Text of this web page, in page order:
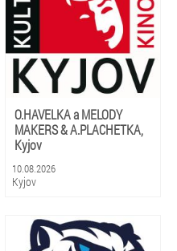
O.HAVELKA a MELODY
MAKERS & A.PLACHETKA,
Kyjov
10.08.2026
Kyjov